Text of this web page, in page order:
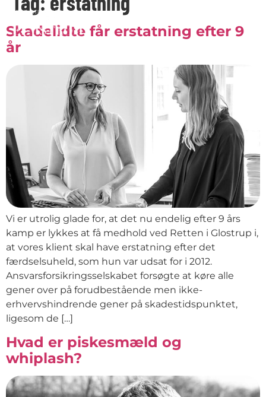
Skadelidte får erstatning efter 9
år
Vi er utrolig glade for, at det nu endelig efter 9 års
kamp er lykkes at få medhold ved Retten i Glostrup i,
at vores klient skal have erstatning efter det
færdselsuheld, som hun var udsat for i 2012.
Ansvarsforsikringsselskabet forsøgte at køre alle
gener over på forudbestående men ikke-
erhvervshindrende gener på skadestidspunktet,
ligesom de […]
Hvad er piskesmæld og
whiplash?